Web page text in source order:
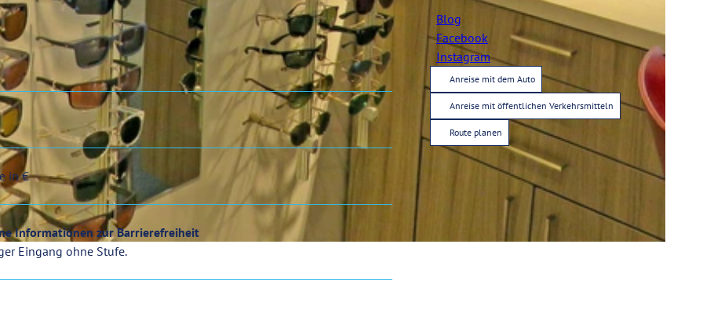
in €
Informationen zur Barrierefreiheit
Eingang ohne Stufe.
Blog
Facebook
Instagram
Anreise mit dem Auto
Anreise mit öffentlichen Verkehrsmitteln
Route planen